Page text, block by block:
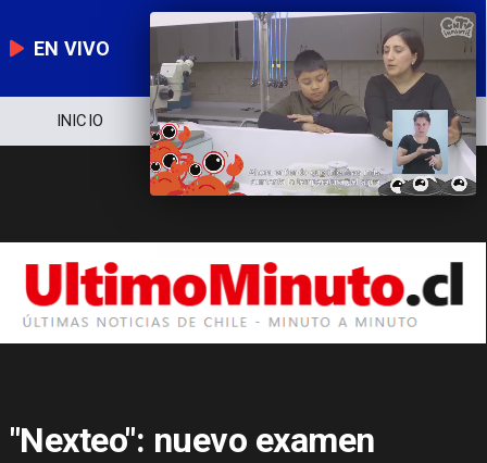
EN VIVO
NOTICIERO POLÍTICA ECONOMÍA
"Nexteo": nuevo examen